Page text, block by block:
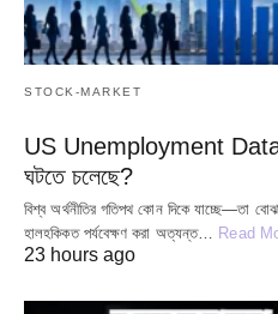
STOCK-MARKET
US Unemployment Data:
ঘটতে চলেছে?
বিশ্ব অর্থনীতির গতিপথ কোন দিকে যাচ্ছে—তা
হালহকিকত পর্যবেক্ষণ করা অত্যন্ত… Read
23 hours ago